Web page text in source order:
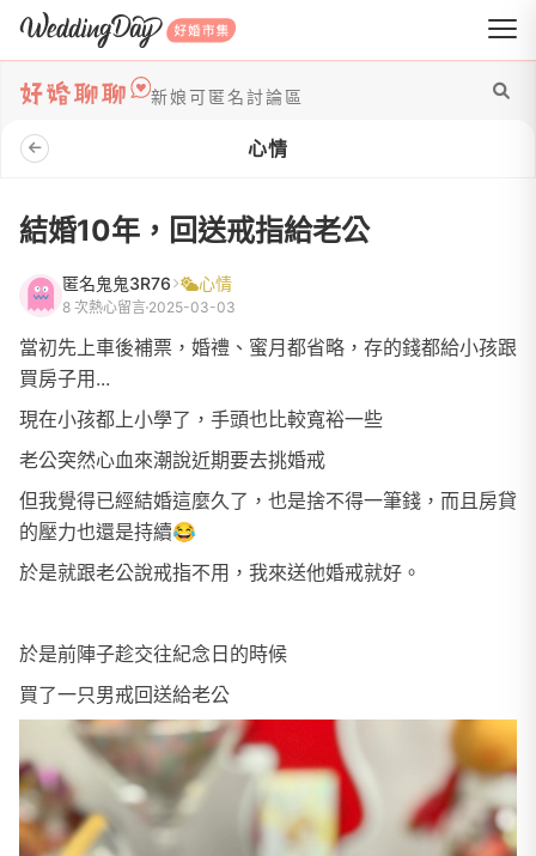
WeddingDay 好婚市集
新娘可匿名討論區
心情
結婚10年，回送戒指給老公
匿名鬼鬼3R76 心情
8 次熱心留言 2025-03-03
當初先上車後補票，婚禮、蜜月都省略，存的錢都給小孩跟
買房子用...
現在小孩都上小學了，手頭也比較寬裕一些
老公突然心血來潮說近期要去挑婚戒
但我覺得已經結婚這麼久了，也是捨不得一筆錢，而且房貸
的壓力也還是持續😂
於是就跟老公說戒指不用，我來送他婚戒就好。
於是前陣子趁交往紀念日的時候
買了一只男戒回送給老公